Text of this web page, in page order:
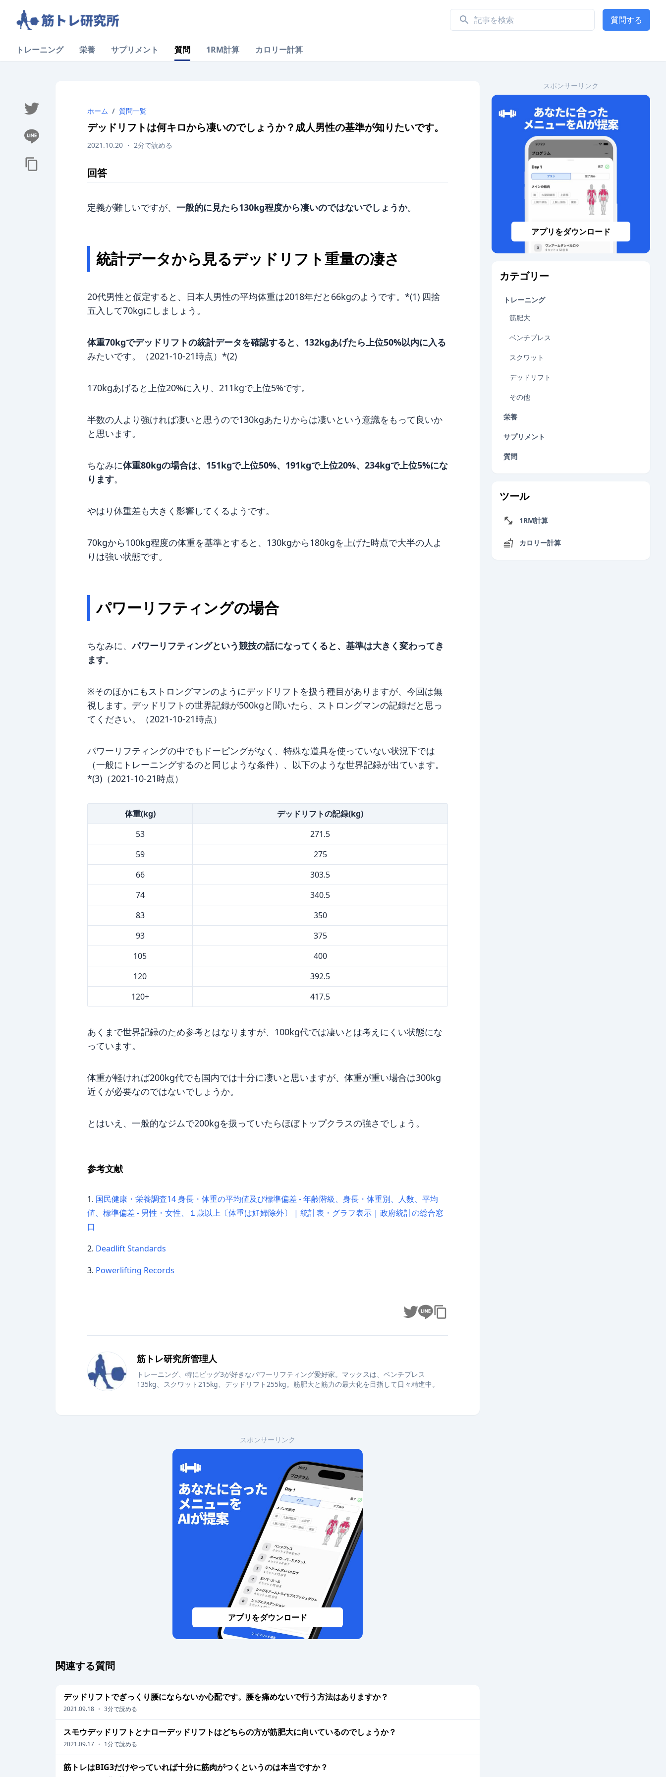
質問する
トレーニング 栄養 サプリメント 質問 1RM計算 カロリー計算
ホーム / 質問一覧
デッドリフトは何キロから凄いのでしょうか？成人男性の基準が知りたいです。
2021.10.20 ・ 2分で読める
回答
定義が難しいですが、 一般的に見たら130kg程度から凄いのではないでしょうか。
統計データから見るデッドリフト重量の凄さ
20代男性と仮定すると、日本人男性の平均体重は2018年だと66kgのようです。*(1) 四捨
五入して70kgにしましょう。
体重70kgでデッドリフトの統計データを確認すると、132kgあげたら上位50%以内に入る
みたいです。（2021-10-21時点）*(2)
170kgあげると上位20%に入り、211kgで上位5%です。
半数の人より強ければ凄いと思うので130kgあたりからは凄いという意識をもって良いか
と思います。
ちなみに体重80kgの場合は、151kgで上位50%、191kgで上位20%、234kgで上位5%にな
ります。
やはり体重差も大きく影響してくるようです。
70kgから100kg程度の体重を基準とすると、130kgから180kgを上げた時点で大半の人よ
りは強い状態です。
パワーリフティングの場合
ちなみに、パワーリフティングという競技の話になってくると、基準は大きく変わってき
ます。
※そのほかにもストロングマンのようにデッドリフトを扱う種目がありますが、今回は無
視します。デッドリフトの世界記録が500kgと聞いたら、ストロングマンの記録だと思っ
てください。（2021-10-21時点）
パワーリフティングの中でもドーピングがなく、特殊な道具を使っていない状況下では
（一般にトレーニングするのと同じような条件）、以下のような世界記録が出ています。
*(3)（2021-10-21時点）
体重(kg)
デッドリフトの記録(kg)
53
271.5
59
275
66
303.5
74
340.5
83
350
93
375
105
400
120
392.5
120+
417.5
あくまで世界記録のため参考とはなりますが、100kg代では凄いとは考えにくい状態にな
っています。
体重が軽ければ200kg代でも国内では十分に凄いと思いますが、体重が重い場合は300kg
近くが必要なのではないでしょうか。
とはいえ、一般的なジムで200kgを扱っていたらほぼトップクラスの強さでしょう。
参考文献
国民健康・栄養調査14 身長・体重の平均値及び標準偏差 - 年齢階級、身長・体重別、人数、平均
値、標準偏差 - 男性・女性、１歳以上〔体重は妊婦除外〕 | 統計表・グラフ表示 | 政府統計の総合窓
口
Deadlift Standards
Powerlifting Records
筋トレ研究所管理人
トレーニング、特にビッグ3が好きなパワーリフティング愛好家。マックスは、ベンチプレス
135kg、スクワット215kg、デッドリフト255kg。筋肥大と筋力の最大化を目指して日々精進中。
スポンサーリンク
アプリをダウンロード
関連する質問
デッドリフトでぎっくり腰にならないか心配です。腰を痛めないで行う方法はありますか？
2021.09.18 ・ 3分で読める
スモウデッドリフトとナローデッドリフトはどちらの方が筋肥大に向いているのでしょうか？
2021.09.17 ・ 1分で読める
筋トレはBIG3だけやっていれば十分に筋肉がつくというのは本当ですか？
スポンサーリンク
アプリをダウンロード
カテゴリー
トレーニング
筋肥大
ベンチプレス
スクワット
デッドリフト
その他
栄養
サプリメント
質問
ツール
1RM計算
カロリー計算